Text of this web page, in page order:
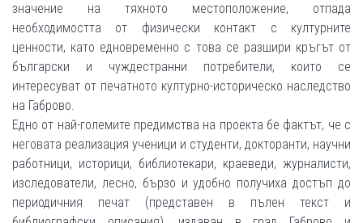
значение на тяхното местоположение, отпада
необходимостта от физически контакт с културните
ценности, като едновременно с това се разшири кръгът от
български и чуждестранни потребители, които се
интересуват от печатното културно-историческо наследство
на Габрово.
Едно от най-големите предимства на проекта бе фактът, че с
неговата реализация ученици и студенти, докторанти, научни
работници, историци, библиотекари, краеведи, журналисти,
изследователи, лесно, бързо и удобно получиха достъп до
периодичния печат (представен в пълен текст и